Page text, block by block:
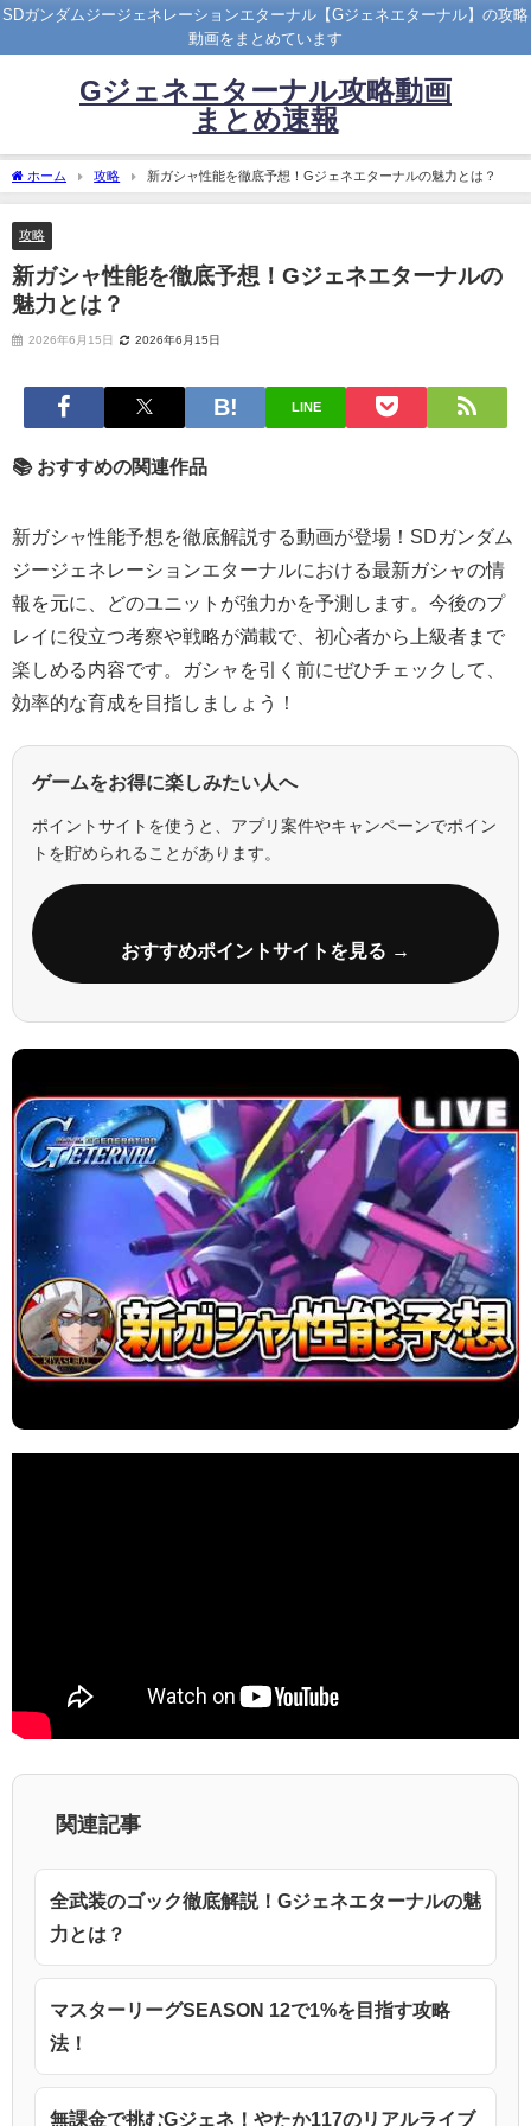
SDガンダムジージェネレーションエターナル【Gジェネエターナル】の攻略
動画をまとめています
Gジェネエターナル攻略動画
まとめ速報
ホーム 攻略 新ガシャ性能を徹底予想！Gジェネエターナルの魅力とは？
攻略
新ガシャ性能を徹底予想！Gジェネエターナルの
魅力とは？
2026年6月15日 2026年6月15日
LINE
📚 おすすめの関連作品
新ガシャ性能予想を徹底解説する動画が登場！SDガンダム
ジージェネレーションエターナルにおける最新ガシャの情
報を元に、どのユニットが強力かを予測します。今後のプ
レイに役立つ考察や戦略が満載で、初心者から上級者まで
楽しめる内容です。ガシャを引く前にぜひチェックして、
効率的な育成を目指しましょう！
ゲームをお得に楽しみたい人へ
ポイントサイトを使うと、アプリ案件やキャンペーンでポイン
トを貯められることがあります。
おすすめポイントサイトを見る →
関連記事
全武装のゴック徹底解説！Gジェネエターナルの魅
力とは？
マスターリーグSEASON 12で1%を目指す攻略
法！
無課金で挑むGジェネ！やたか117のリアルライブ